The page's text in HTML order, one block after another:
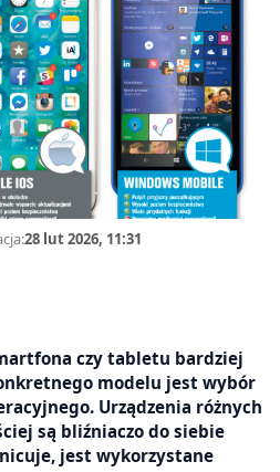
28 lut 2026, 11:31
czy tabletu bardziej
modelu jest wybór
Urządzenia różnych
są bliźniaczo do siebie
jest wykorzystane